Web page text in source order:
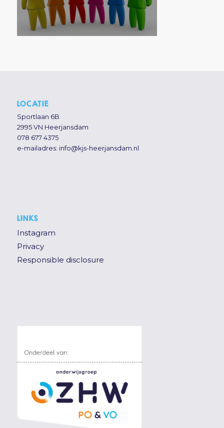
LOCATIE
Sportlaan 6B
2995 VN Heerjansdam
078 677 4375
e-mailadres: info@kjs-heerjansdam.nl
LINKS
Instagram
Privacy
Responsible disclosure